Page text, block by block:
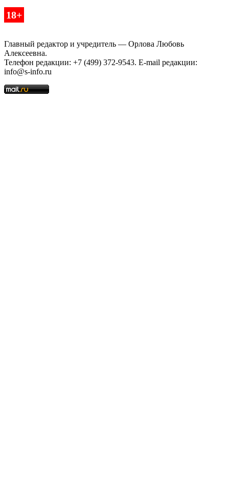
18+
Главный редактор и учредитель — Орлова Любовь
Алексеевна.
Телефон редакции: +7 (499) 372-9543. E-mail редакции:
info@s-info.ru